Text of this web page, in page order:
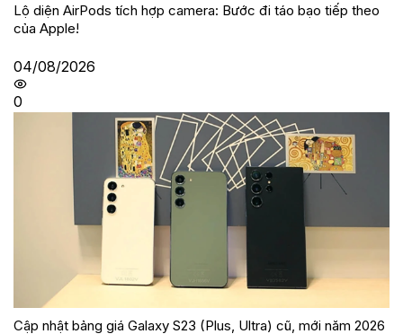
Lộ diện AirPods tích hợp camera: Bước đi táo bạo tiếp theo
của Apple!
04/08/2026
0
Cập nhật bảng giá Galaxy S23 (Plus, Ultra) cũ, mới năm 2026